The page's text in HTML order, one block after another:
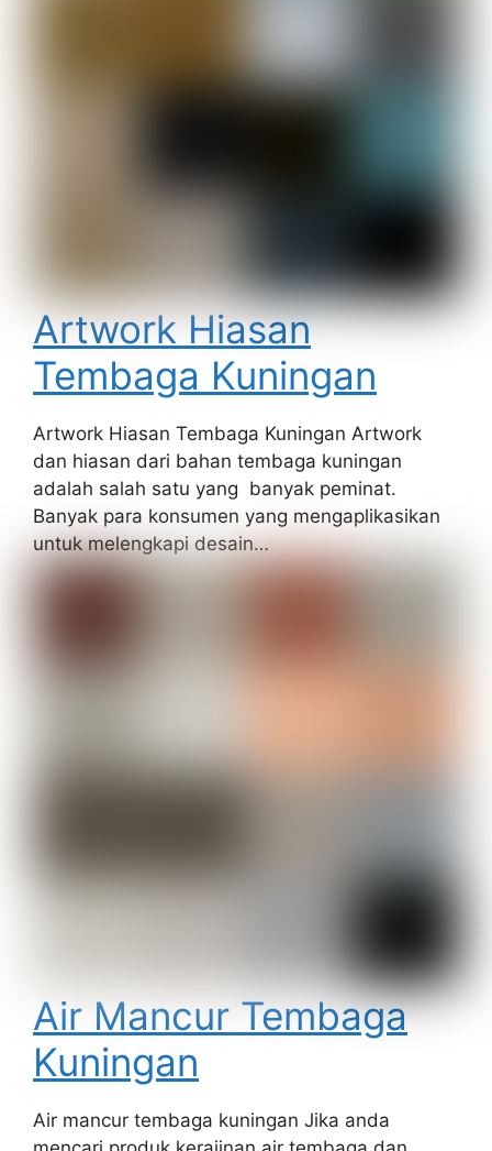
Artwork Hiasan
Tembaga Kuningan
Artwork Hiasan Tembaga Kuningan Artwork
dan hiasan dari bahan tembaga kuningan
adalah salah satu yang banyak peminat.
Banyak para konsumen yang mengaplikasikan
untuk melengkapi desain…
Air Mancur Tembaga
Kuningan
Air mancur tembaga kuningan Jika anda